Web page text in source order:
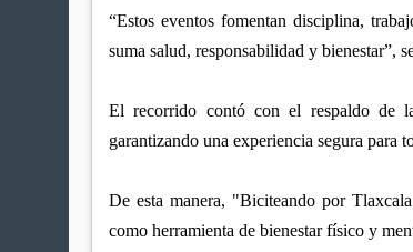
“Estos eventos fomentan disciplina,
suma salud, responsabilidad y bienestar”,
El recorrido contó con el respaldo de
garantizando una experiencia segura para
De esta manera, "Biciteando por
como herramienta de bienestar físico y